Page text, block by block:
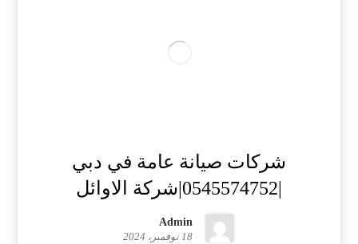
شركات صيانة عامة في دبي
|0545574752|شركة الاوائل
Admin
18 نوفمبر، 2024